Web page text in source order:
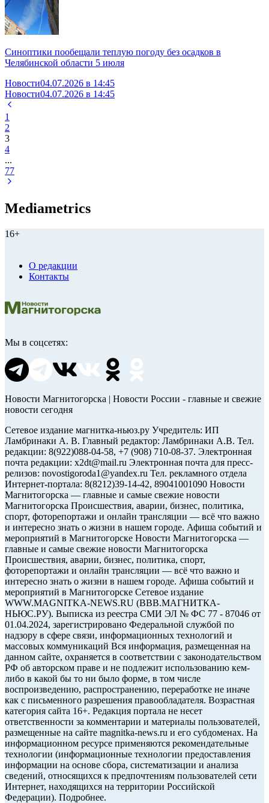
Синоптики пообещали теплую погоду без осадков в
Челябинской области 5 июля
Новости04.07.2026 в 14:45
Новости04.07.2026 в 14:45
1
2
3
4
...
77
Mediametrics
16+
О редакции
Контакты
Мы в соцсетях:
Новости Магнитогорска | Новости России - главные и свежие
новости сегодня
Сетевое издание магнитка-ньюз.ру Учредитель: ИП
Ламбринаки А. В. Главный редактор: Ламбринаки А.В. Тел.
редакции: 8(922)088-04-58, +7 (908) 710-08-37. Электронная
почта редакции: x2dt@mail.ru Электронная почта для пресс-
релизов: novostigoroda1@yandex.ru Тел. рекламного отдела
Интернет-портала: 8(8212)39-14-42, 89041001090 Новости
Магнитогорска — главные и самые свежие новости
Магнитогорска Происшествия, аварии, бизнес, политика,
спорт, фоторепортажи и онлайн трансляции — всё что важно
и интересно знать о жизни в нашем городе. Афиша событий и
мероприятий в Магнитогорске Новости Магнитогорска —
главные и самые свежие новости Магнитогорска
Происшествия, аварии, бизнес, политика, спорт,
фоторепортажи и онлайн трансляции — всё что важно и
интересно знать о жизни в нашем городе. Афиша событий и
мероприятий в Магнитогорске Сетевое издание
WWW.MAGNITKA-NEWS.RU (ВВВ.МАГНИТКА-
НЬЮС.РУ). Выписка из реестра СМИ ЭЛ № ФС 77 - 87046 от
01.04.2024, зарегистрировано Федеральной службой по
надзору в сфере связи, информационных технологий и
массовых коммуникаций Вся информация, размещенная на
данном сайте, охраняется в соответствии с законодательством
РФ об авторском праве и не подлежит использованию кем-
либо в какой бы то ни было форме, в том числе
воспроизведению, распространению, переработке не иначе
как с письменного разрешения правообладателя. Возрастная
категория сайта 16+. Редакция портала не несет
ответственности за комментарии и материалы пользователей,
размещенные на сайте magnitka-news.ru и его субдоменах. На
информационном ресурсе применяются рекомендательные
технологии (информационные технологии предоставления
информации на основе сбора, систематизации и анализа
сведений, относящихся к предпочтениям пользователей сети
Интернет, находящихся на территории Российской
Федерации). Подробнее.